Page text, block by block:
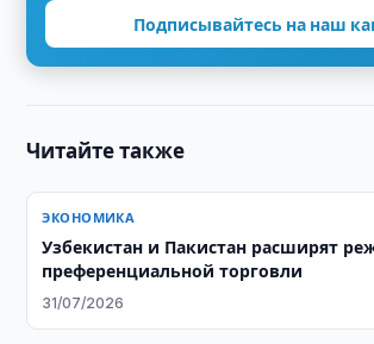
Подписывайтесь на наш
Читайте также
ЭКОНОМИКА
Узбекистан и Пакистан расширят
преференциальной торговли
31/07/2026